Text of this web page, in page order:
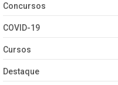
Concursos
COVID-19
Cursos
Destaque